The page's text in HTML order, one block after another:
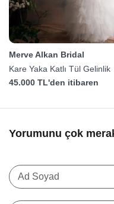
Merve Alkan Bridal
Kare Yaka Katlı Tül Gelinlik
45.000 TL'den itibaren
Yorumunu çok
Ad Soyad